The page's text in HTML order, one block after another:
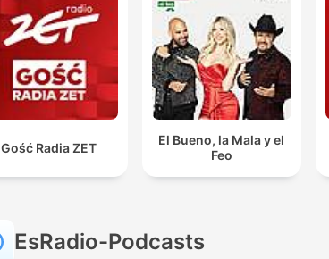
Gość Radia ZET
El Bueno, la Mala y el
Feo
EsRadio-Podcasts